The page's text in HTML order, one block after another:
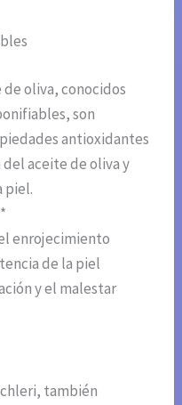
oliva, conocidos
son
antioxidantes
aceite de oliva y
piel.
enrojecimiento
de la piel
y el malestar
también